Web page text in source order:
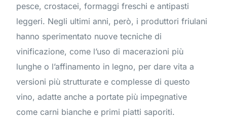
pesce, crostacei, formaggi freschi e antipasti
leggeri. Negli ultimi anni, però, i produttori friulani
hanno sperimentato nuove tecniche di
vinificazione, come l’uso di macerazioni più
lunghe o l’affinamento in legno, per dare vita a
versioni più strutturate e complesse di questo
vino, adatte anche a portate più impegnative
come carni bianche e primi piatti saporiti.